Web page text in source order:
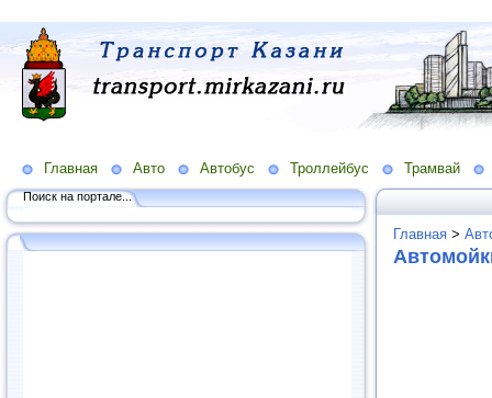
Главная Авто Автобус Троллейбус Трамвай
Поиск на портале...
Главная >